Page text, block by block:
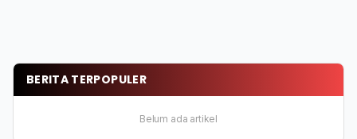
BERITA TERPOPULER
Belum ada artikel